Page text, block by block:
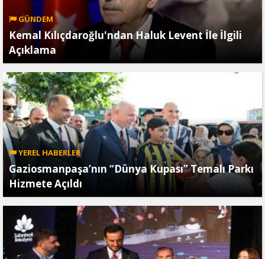
GÜNDEM
Kemal Kılıçdaroğlu'ndan Haluk Levent İle İlgili
Açıklama
YEREL HABERLER
Gaziosmanpaşa’nın “Dünya Kupası” Temalı Parkı
Hizmete Açıldı